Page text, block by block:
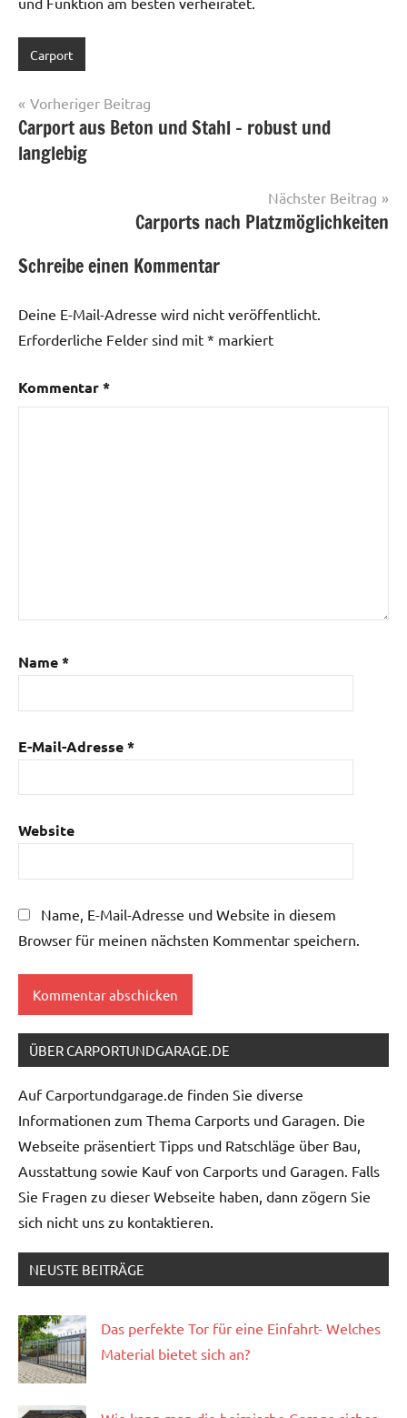
Schlagwörter:
Carport,
Metall,
Witterungsbeständigkeit
Carport
Beitragsnavigation
Vorheriger Beitrag
Carport aus Beton und Stahl – robust und
langlebig
Nächster Beitrag
Carports nach Platzmöglichkeiten
Schreibe einen Kommentar
Deine E-Mail-Adresse wird nicht veröffentlicht.
Erforderliche Felder sind mit * markiert
Kommentar*
Name*
E-Mail-Adresse*
Website
Name, E-Mail-Adresse und Website in diesem
Browser für meinen nächsten Kommentar speichern.
ÜBER CARPORTUNDGARAGE.DE
Auf Carportundgarage.de finden Sie diverse
Informationen zum Thema Carports und Garagen. Die
Webseite präsentiert Tipps und Ratschläge über Bau,
Ausstattung sowie Kauf von Carports und Garagen. Falls
Sie Fragen zu dieser Webseite haben, dann zögern Sie
sich nicht uns zu kontaktieren.
NEUSTE BEITRÄGE
Das perfekte Tor für eine Einfahrt- Welches
Material bietet sich an?